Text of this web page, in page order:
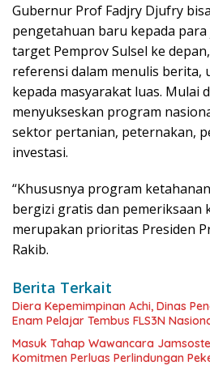
Gubernur Prof Fadjry Djufry
pengetahuan baru kepada
target Pemprov Sulsel ke
referensi dalam menulis berita,
kepada masyarakat luas. Mulai
menyukseskan program
sektor pertanian, peternakan,
investasi.
“Khususnya program
bergizi gratis dan pemeriksaan
merupakan prioritas Presiden
Rakib.
Berita Terkait
Diera Kepemimpinan Achi, Dinas
Enam Pelajar Tembus FLS3N
Masuk Tahap Wawancara
Komitmen Perluas Perlindungan